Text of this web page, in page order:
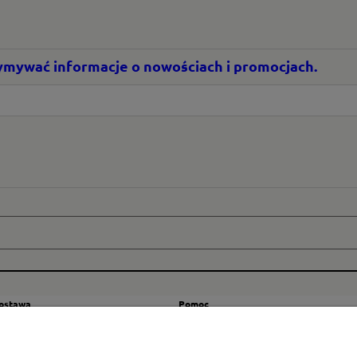
informacje o nowościach i promocjach.
Pomoc